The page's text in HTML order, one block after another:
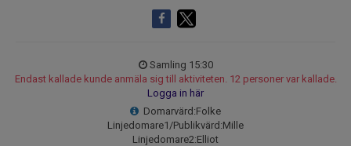
Samling 15:30
Endast kallade kunde anmäla sig till aktiviteten. 12 personer var kallade.
Logga in här
Domarvärd:Folke
Linjedomare1/Publikvärd:Mille
Linjedomare2:Elliot